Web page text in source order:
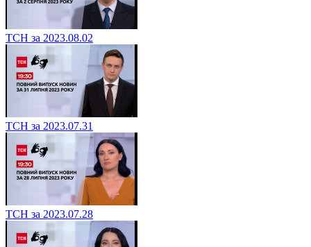
ТСН за 2023.08.02
ТСН за 2023.07.31
ТСН за 2023.07.28